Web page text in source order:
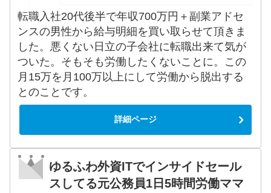
転職入社20代後半で年収700万円＋副業アドセ
ンスの男性から給与明細を買い取らせて頂きま
した。悪くない日立の子会社に転職出来て気が
ついた。そもそも労働したくないことに。この
月15万を月100万以上にして労働から脱出する
とのことです。
詳細ページ
ゆるふわ外資ITでインサイドセール
スしてる元公務員1日5時間労働ママ